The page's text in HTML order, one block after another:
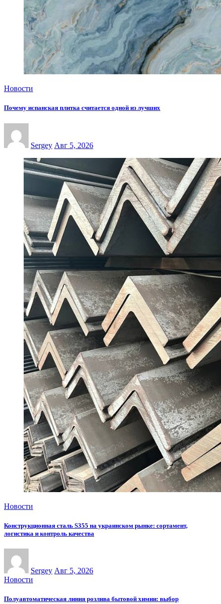
Новости
Почему испанская плитка считается одной из лучших
Sergey Авг 5, 2026
Новости
Конструкционная сталь S355 на украинском рынке: сортамент,
логистика и контроль качества
Sergey Авг 5, 2026
Новости
Полуавтоматическая линия розлива бытовой химии: выбор